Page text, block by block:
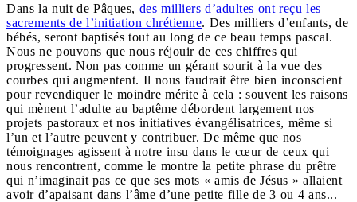
Dans la nuit de Pâques, des milliers d’adultes ont reçu les
sacrements de l’initiation chrétienne. Des milliers d’enfants, de
bébés, seront baptisés tout au long de ce beau temps pascal.
Nous ne pouvons que nous réjouir de ces chiffres qui
progressent. Non pas comme un gérant sourit à la vue des
courbes qui augmentent. Il nous faudrait être bien inconscient
pour revendiquer le moindre mérite à cela : souvent les raisons
qui mènent l’adulte au baptême débordent largement nos
projets pastoraux et nos initiatives évangélisatrices, même si
l’un et l’autre peuvent y contribuer. De même que nos
témoignages agissent à notre insu dans le cœur de ceux qui
nous rencontrent, comme le montre la petite phrase du prêtre
qui n’imaginait pas ce que ses mots « amis de Jésus » allaient
avoir d’apaisant dans l’âme d’une petite fille de 3 ou 4 ans...